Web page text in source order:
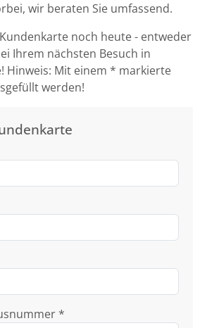
wir beraten Sie umfassend.
noch heute - entweder
Ihrem nächsten Besuch in
Hinweis: Mit einem * markierte
werden!
*